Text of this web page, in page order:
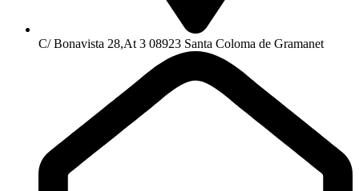
C/ Bonavista 28,At 3 08923 Santa Coloma de Gramanet